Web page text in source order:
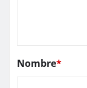
Nombre*